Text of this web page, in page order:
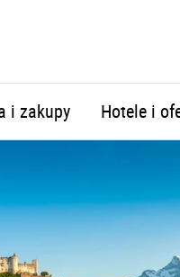
i zakupy Hotele i